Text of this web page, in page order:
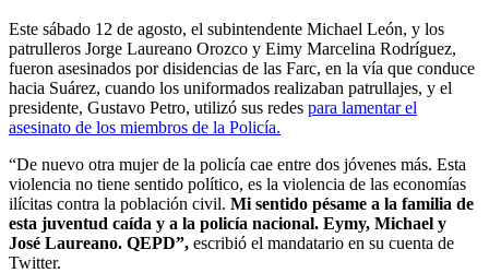
Este sábado 12 de agosto, el subintendente Michael León, y los
patrulleros Jorge Laureano Orozco y Eimy Marcelina Rodríguez,
fueron asesinados por disidencias de las Farc, en la vía que conduce
hacia Suárez, cuando los uniformados realizaban patrullajes, y el
presidente, Gustavo Petro, utilizó sus redes para lamentar el
asesinato de los miembros de la Policía.
“De nuevo otra mujer de la policía cae entre dos jóvenes más. Esta
violencia no tiene sentido político, es la violencia de las economías
ilícitas contra la población civil. Mi sentido pésame a la familia de
esta juventud caída y a la policía nacional. Eymy, Michael y
José Laureano. QEPD”, escribió el mandatario en su cuenta de
Twitter.